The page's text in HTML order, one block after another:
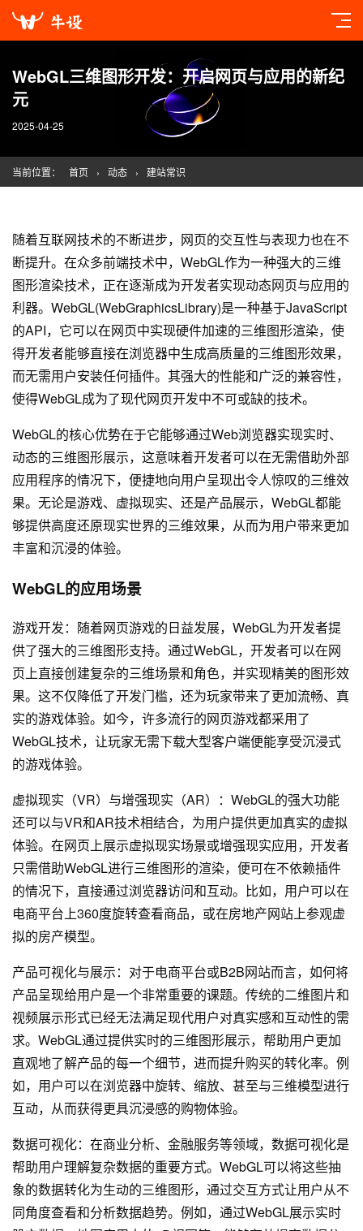
WebGL三维图形开发：开启网页与应用的新纪
元
2025-04-25
当前位置： 首页 › 动态 › 建站常识
随着互联网技术的不断进步，网页的交互性与表现力也在不
断提升。在众多前端技术中，WebGL作为一种强大的三维
图形渲染技术，正在逐渐成为开发者实现动态网页与应用的
利器。WebGL(WebGraphicsLibrary)是一种基于JavaScript
的API，它可以在网页中实现硬件加速的三维图形渲染，使
得开发者能够直接在浏览器中生成高质量的三维图形效果，
而无需用户安装任何插件。其强大的性能和广泛的兼容性，
使得WebGL成为了现代网页开发中不可或缺的技术。
WebGL的核心优势在于它能够通过Web浏览器实现实时、
动态的三维图形展示，这意味着开发者可以在无需借助外部
应用程序的情况下，便捷地向用户呈现出令人惊叹的三维效
果。无论是游戏、虚拟现实、还是产品展示，WebGL都能
够提供高度还原现实世界的三维效果，从而为用户带来更加
丰富和沉浸的体验。
WebGL的应用场景
游戏开发：随着网页游戏的日益发展，WebGL为开发者提
供了强大的三维图形支持。通过WebGL，开发者可以在网
页上直接创建复杂的三维场景和角色，并实现精美的图形效
果。这不仅降低了开发门槛，还为玩家带来了更加流畅、真
实的游戏体验。如今，许多流行的网页游戏都采用了
WebGL技术，让玩家无需下载大型客户端便能享受沉浸式
的游戏体验。
虚拟现实（VR）与增强现实（AR）：WebGL的强大功能
还可以与VR和AR技术相结合，为用户提供更加真实的虚拟
体验。在网页上展示虚拟现实场景或增强现实应用，开发者
只需借助WebGL进行三维图形的渲染，便可在不依赖插件
的情况下，直接通过浏览器访问和互动。比如，用户可以在
电商平台上360度旋转查看商品，或在房地产网站上参观虚
拟的房产模型。
产品可视化与展示：对于电商平台或B2B网站而言，如何将
产品呈现给用户是一个非常重要的课题。传统的二维图片和
视频展示形式已经无法满足现代用户对真实感和互动性的需
求。WebGL通过提供实时的三维图形展示，帮助用户更加
直观地了解产品的每一个细节，进而提升购买的转化率。例
如，用户可以在浏览器中旋转、缩放、甚至与三维模型进行
互动，从而获得更具沉浸感的购物体验。
数据可视化：在商业分析、金融服务等领域，数据可视化是
帮助用户理解复杂数据的重要方式。WebGL可以将这些抽
象的数据转化为生动的三维图形，通过交互方式让用户从不
同角度查看和分析数据趋势。例如，通过WebGL展示实时